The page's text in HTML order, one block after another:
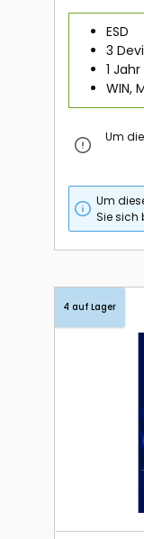
ESD
3
1 Jahr
WIN,
Um
Um
Sie sich
4 auf Lager